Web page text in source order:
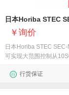
日本Horiba STEC
询价
日本Horiba STEC
可实现大范围控制从
行货保证